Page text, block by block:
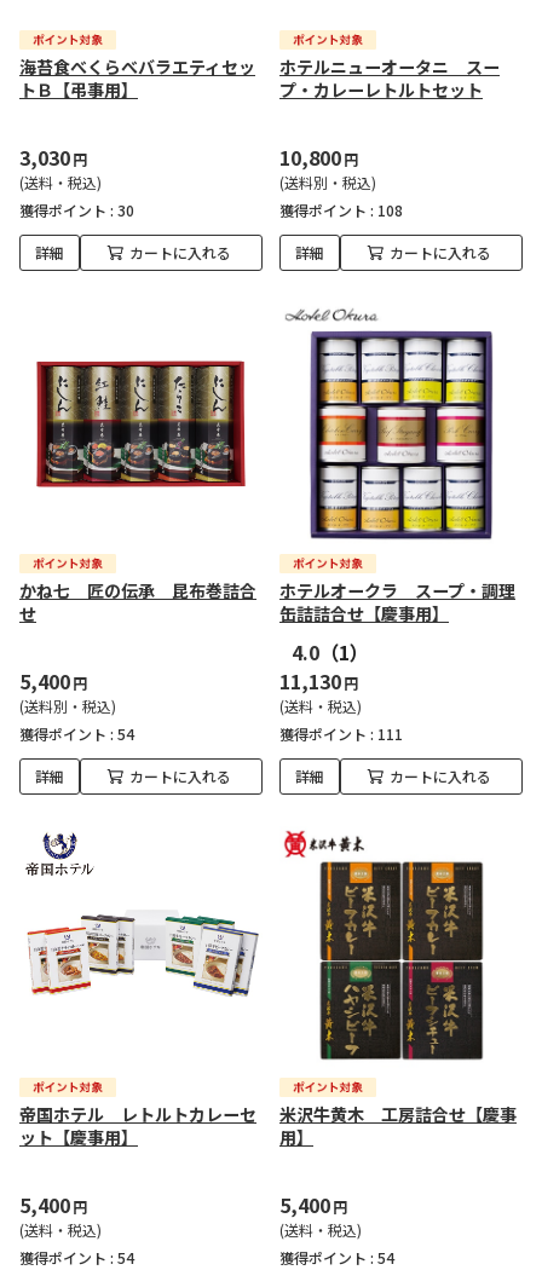
海苔食べくらべバラエティセッ
トＢ【弔事用】
3,030円
(送料・税込)
獲得ポイント : 30
詳細 カートに入れる
ホテルニューオータニ スー
プ・カレーレトルトセット
10,800円
(送料別・税込)
獲得ポイント : 108
詳細 カートに入れる
かね七 匠の伝承 昆布巻詰合
せ
5,400円
(送料別・税込)
獲得ポイント : 54
詳細 カートに入れる
ホテルオークラ スープ・調理
缶詰詰合せ【慶事用】
4.0 （1）
11,130円
(送料・税込)
獲得ポイント : 111
詳細 カートに入れる
帝国ホテル レトルトカレーセ
ット【慶事用】
5,400円
(送料・税込)
獲得ポイント : 54
米沢牛黄木 工房詰合せ【慶事
用】
5,400円
(送料・税込)
獲得ポイント : 54